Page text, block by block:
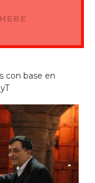
con base en